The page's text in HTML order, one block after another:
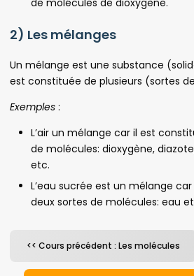
de molécules de dioxygène.
2) Les mélanges
Un mélange est une substance
est constituée de plusieurs (sortes
Exemples:
L’air un mélange car il est
de molécules: dioxygène,
etc.
L’eau sucrée est un mélange
deux sortes de molécules: eau
<< Cours précédent : Les molécules